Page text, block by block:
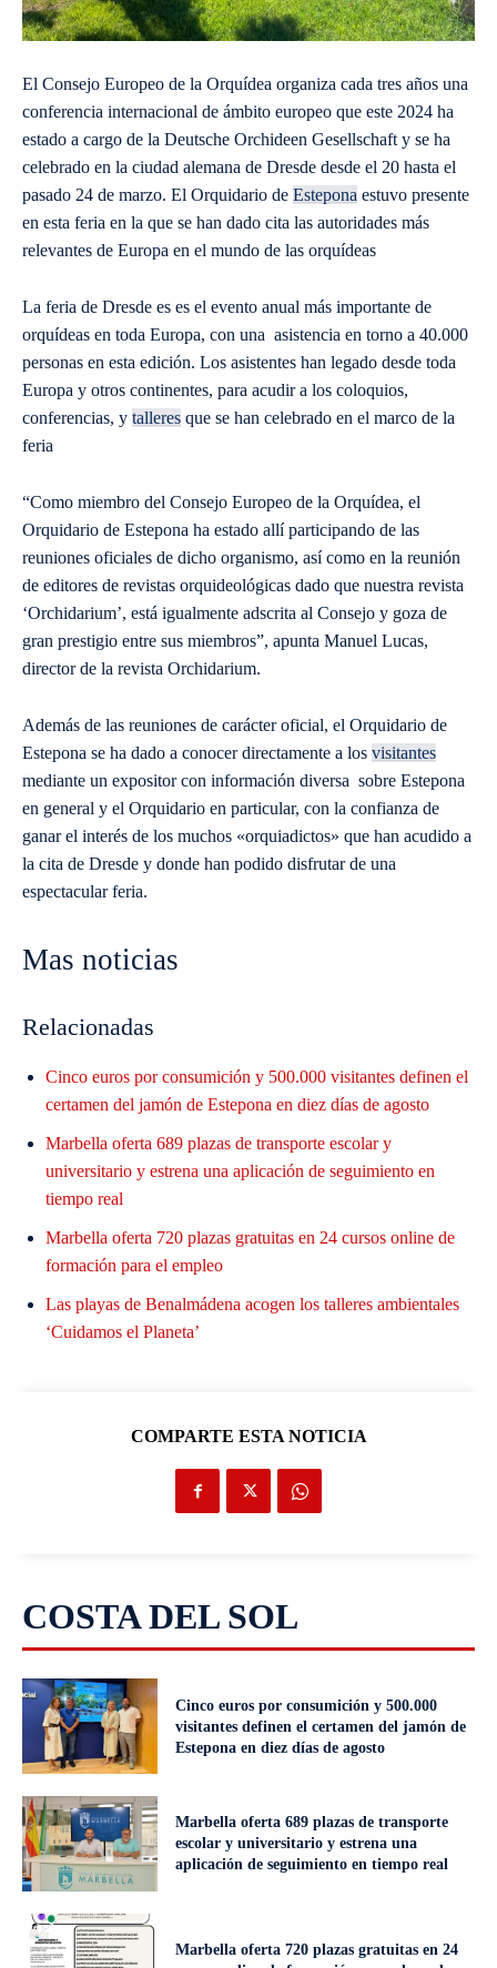
El Consejo Europeo de la Orquídea organiza cada tres años una
conferencia internacional de ámbito europeo que este 2024 ha
estado a cargo de la Deutsche Orchideen Gesellschaft y se ha
celebrado en la ciudad alemana de Dresde desde el 20 hasta el
pasado 24 de marzo. El Orquidario de Estepona estuvo presente
en esta feria en la que se han dado cita las autoridades más
relevantes de Europa en el mundo de las orquídeas
La feria de Dresde es es el evento anual más importante de
orquídeas en toda Europa, con una asistencia en torno a 40.000
personas en esta edición. Los asistentes han legado desde toda
Europa y otros continentes, para acudir a los coloquios,
conferencias, y talleres que se han celebrado en el marco de la
feria
“Como miembro del Consejo Europeo de la Orquídea, el
Orquidario de Estepona ha estado allí participando de las
reuniones oficiales de dicho organismo, así como en la reunión
de editores de revistas orquideológicas dado que nuestra revista
‘Orchidarium’, está igualmente adscrita al Consejo y goza de
gran prestigio entre sus miembros”, apunta Manuel Lucas,
director de la revista Orchidarium.
Además de las reuniones de carácter oficial, el Orquidario de
Estepona se ha dado a conocer directamente a los visitantes
mediante un expositor con información diversa sobre Estepona
en general y el Orquidario en particular, con la confianza de
ganar el interés de los muchos «orquiadictos» que han acudido a
la cita de Dresde y donde han podido disfrutar de una
espectacular feria.
Mas noticias
Relacionadas
Cinco euros por consumición y 500.000 visitantes definen el
certamen del jamón de Estepona en diez días de agosto
Marbella oferta 689 plazas de transporte escolar y
universitario y estrena una aplicación de seguimiento en
tiempo real
Marbella oferta 720 plazas gratuitas en 24 cursos online de
formación para el empleo
Las playas de Benalmádena acogen los talleres ambientales
‘Cuidamos el Planeta’
COMPARTE ESTA NOTICIA
COSTA DEL SOL
Cinco euros por consumición y 500.000
visitantes definen el certamen del jamón de
Estepona en diez días de agosto
Marbella oferta 689 plazas de transporte
escolar y universitario y estrena una
aplicación de seguimiento en tiempo real
Marbella oferta 720 plazas gratuitas en 24